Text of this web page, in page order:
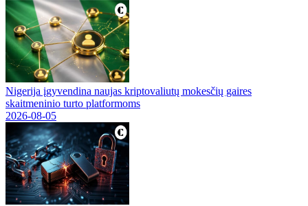
Nigerija įgyvendina naujas kriptovaliutų mokesčių gaires
skaitmeninio turto platformoms
2026-08-05